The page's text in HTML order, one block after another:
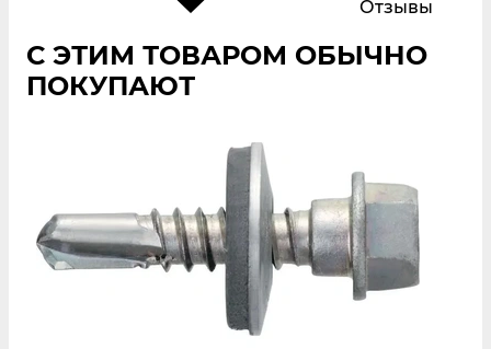
Отзывы
С ЭТИМ ТОВАРОМ ОБЫЧНО
ПОКУПАЮТ